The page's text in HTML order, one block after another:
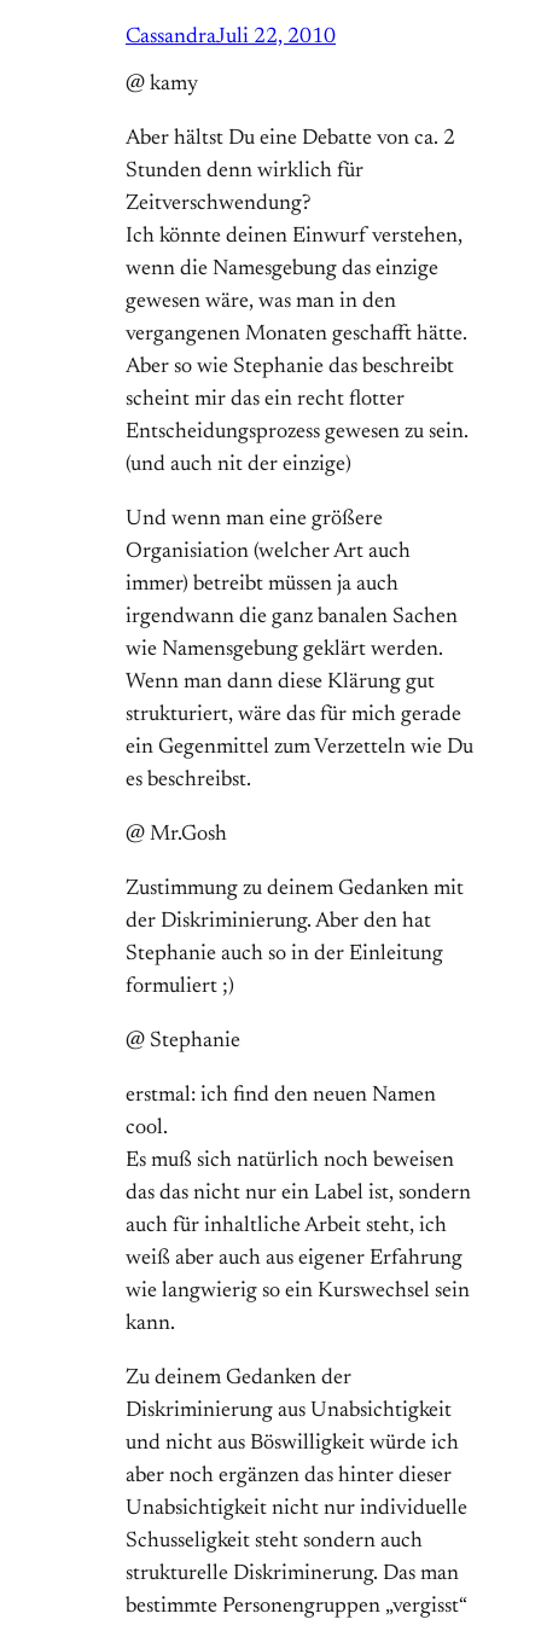
CassandraJuli 22, 2010
@ kamy
Aber hältst Du eine Debatte von ca. 2
Stunden denn wirklich für
Zeitverschwendung?
Ich könnte deinen Einwurf verstehen,
wenn die Namesgebung das einzige
gewesen wäre, was man in den
vergangenen Monaten geschafft hätte.
Aber so wie Stephanie das beschreibt
scheint mir das ein recht flotter
Entscheidungsprozess gewesen zu sein.
(und auch nit der einzige)
Und wenn man eine größere
Organisiation (welcher Art auch
immer) betreibt müssen ja auch
irgendwann die ganz banalen Sachen
wie Namensgebung geklärt werden.
Wenn man dann diese Klärung gut
strukturiert, wäre das für mich gerade
ein Gegenmittel zum Verzetteln wie Du
es beschreibst.
@ Mr.Gosh
Zustimmung zu deinem Gedanken mit
der Diskriminierung. Aber den hat
Stephanie auch so in der Einleitung
formuliert ;)
@ Stephanie
erstmal: ich find den neuen Namen
cool.
Es muß sich natürlich noch beweisen
das das nicht nur ein Label ist, sondern
auch für inhaltliche Arbeit steht, ich
weiß aber auch aus eigener Erfahrung
wie langwierig so ein Kurswechsel sein
kann.
Zu deinem Gedanken der
Diskriminierung aus Unabsichtigkeit
und nicht aus Böswilligkeit würde ich
aber noch ergänzen das hinter dieser
Unabsichtigkeit nicht nur individuelle
Schusseligkeit steht sondern auch
strukturelle Diskriminerung. Das man
bestimmte Personengruppen „vergisst“